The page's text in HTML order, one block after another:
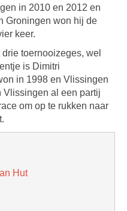
in 2010 en 2012 en
Groningen won hij de
keer.
toernooizeges, wel
is Dimitri
in 1998 en Vlissingen
Vlissingen al een partij
om op te rukken naar
Hut